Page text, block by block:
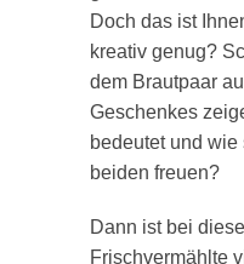
Doch das ist
kreativ genug?
dem Brautpaar
Geschenkes
bedeutet und
beiden freuen?
Dann ist bei
Frischvermählte